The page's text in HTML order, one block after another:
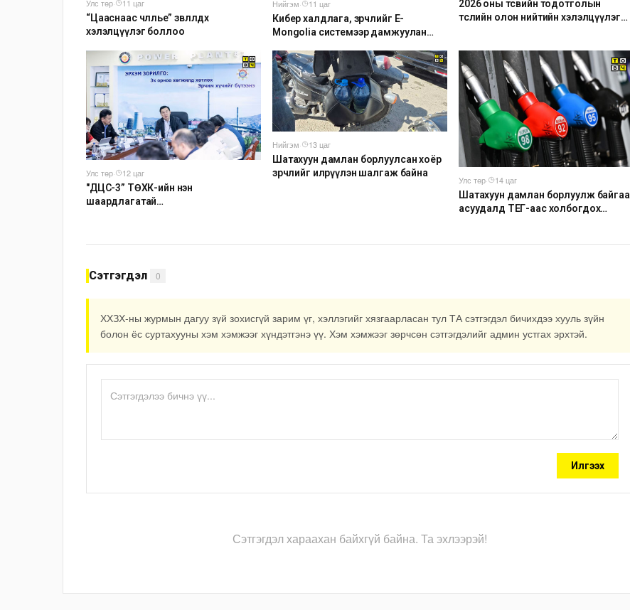
Улс төр·
11 цаг
“Цааснаас чөлөөлье” зөвлөлдөх
хэлэлцүүлэг боллоо
Нийгэм·
11 цаг
Кибер халдлага, зөрчлийг E-
Mongolia системээр дамжуулан
2026 оны төсвийн тодотголын
төслийн олон нийтийн хэлэлцүүлэг
Улс төр·
12 цаг
"ДЦС-3” ТӨХК-ийн нэн
шаардлагатай
болов
Нийгэм·
13 цаг
Шатахуун дамлан борлуулсан хоёр
зөрчлийг илрүүлэн шалгаж байна
Улс төр·
14 цаг
Шатахуун дамлан борлуулж байгаа
асуудалд ТЕГ-аас холбогдох
Сэтгэгдэл 0
ХХЗХ-ны журмын дагуу зүй зохисгүй зарим үг, хэллэгийг хязгаарласан тул ТА сэтгэгдэл бичихдээ хууль зүйн
болон ёс суртахууны хэм хэмжээг хүндэтгэнэ үү. Хэм хэмжээг зөрчсөн сэтгэгдэлийг админ устгах эрхтэй.
Илгээх
Сэтгэгдэл хараахан байхгүй байна. Та эхлээрэй!